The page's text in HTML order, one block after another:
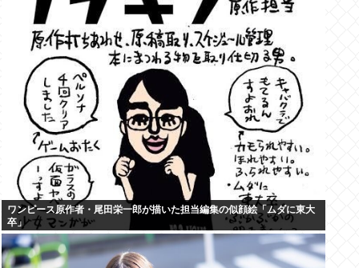
ワンピース原作者・尾田栄一郎が描いた担当編集の似顔絵「ムダに東大
卒」